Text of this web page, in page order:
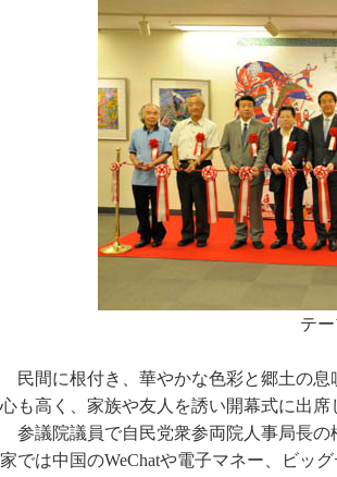
テ
民間に根付き、華やかな色彩と郷土の
心も高く、家族や友人を誘い開幕式に出
参議院議員で自民党衆参両院人事局長
家では中国のWeChatや電子マネー、ビッ